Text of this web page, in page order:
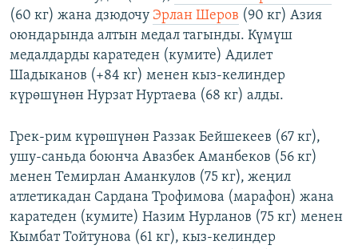
(60 кг) жана дзюдочу Эрлан Шеров (90 кг) Азия
оюндарында алтын медал тагынды. Күмүш
медалдарды каратеден (кумите) Адилет
Шадыканов (+84 кг) менен кыз-келиндер
күрөшүнөн Нурзат Нуртаева (68 кг) алды.
Грек-рим күрөшүнөн Раззак Бейшекеев (67 кг),
ушу-саньда боюнча Авазбек Аманбеков (56 кг)
менен Темирлан Аманкулов (75 кг), жеңил
атлетикадан Сардана Трофимова (марафон) жана
каратеден (кумите) Назим Нурланов (75 кг) менен
Кымбат Тойтунова (61 кг), кыз-келиндер